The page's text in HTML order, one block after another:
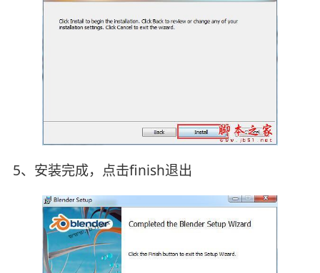
5、安装完成，点击finish退出